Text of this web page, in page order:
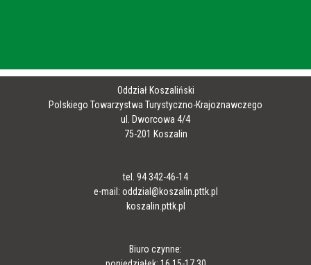
Oddział Koszaliński
Polskiego Towarzystwa Turystyczno-Krajoznawczego
ul. Dworcowa 4/4
75-201 Koszalin
tel. 94 342-46-14
e-mail: oddzial@koszalin.pttk.pl
koszalin.pttk.pl
Biuro czynne: